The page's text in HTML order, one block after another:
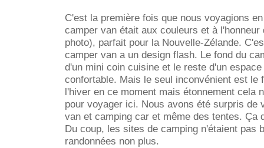
C'est la première fois que nous voyagions
camper van était aux couleurs et à
photo), parfait pour la Nouvelle-Zélande.
camper van a un design flash. Le fond du
d'un mini coin cuisine et le reste d'un
confortable. Mais le seul inconvénient est le
l'hiver en ce moment mais étonnement cela
pour voyager ici. Nous avons été surpris de
van et camping car et même des tentes. Ça
Du coup, les sites de camping n'étaient pas
randonnées non plus.